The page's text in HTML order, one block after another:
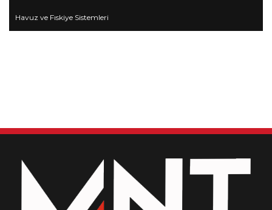
Havuz ve Fıskiye Sistemleri